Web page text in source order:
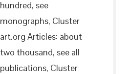
hundred, see
monographs, Cluster
art.org Articles: about
two thousand, see all
publications, Cluster